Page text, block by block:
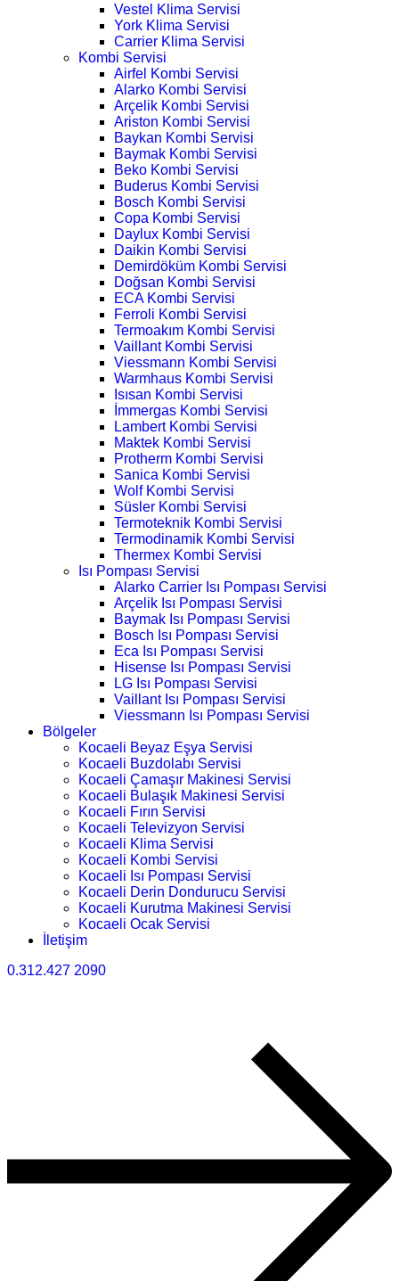
Vestel Klima Servisi
York Klima Servisi
Carrier Klima Servisi
Kombi Servisi
Airfel Kombi Servisi
Alarko Kombi Servisi
Arçelik Kombi Servisi
Ariston Kombi Servisi
Baykan Kombi Servisi
Baymak Kombi Servisi
Beko Kombi Servisi
Buderus Kombi Servisi
Bosch Kombi Servisi
Copa Kombi Servisi
Daylux Kombi Servisi
Daikin Kombi Servisi
Demirdöküm Kombi Servisi
Doğsan Kombi Servisi
ECA Kombi Servisi
Ferroli Kombi Servisi
Termoakım Kombi Servisi
Vaillant Kombi Servisi
Viessmann Kombi Servisi
Warmhaus Kombi Servisi
Isısan Kombi Servisi
İmmergas Kombi Servisi
Lambert Kombi Servisi
Maktek Kombi Servisi
Protherm Kombi Servisi
Sanica Kombi Servisi
Wolf Kombi Servisi
Süsler Kombi Servisi
Termoteknik Kombi Servisi
Termodinamik Kombi Servisi
Thermex Kombi Servisi
Isı Pompası Servisi
Alarko Carrier Isı Pompası Servisi
Arçelik Isı Pompası Servisi
Baymak Isı Pompası Servisi
Bosch Isı Pompası Servisi
Eca Isı Pompası Servisi
Hisense Isı Pompası Servisi
LG Isı Pompası Servisi
Vaillant Isı Pompası Servisi
Viessmann Isı Pompası Servisi
Bölgeler
Kocaeli Beyaz Eşya Servisi
Kocaeli Buzdolabı Servisi
Kocaeli Çamaşır Makinesi Servisi
Kocaeli Bulaşık Makinesi Servisi
Kocaeli Fırın Servisi
Kocaeli Televizyon Servisi
Kocaeli Klima Servisi
Kocaeli Kombi Servisi
Kocaeli Isı Pompası Servisi
Kocaeli Derin Dondurucu Servisi
Kocaeli Kurutma Makinesi Servisi
Kocaeli Ocak Servisi
İletişim
0.312.427 2090